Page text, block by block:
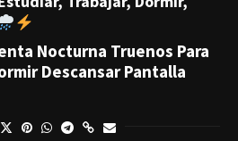
Nocturna Truenos Para
Descansar Pantalla